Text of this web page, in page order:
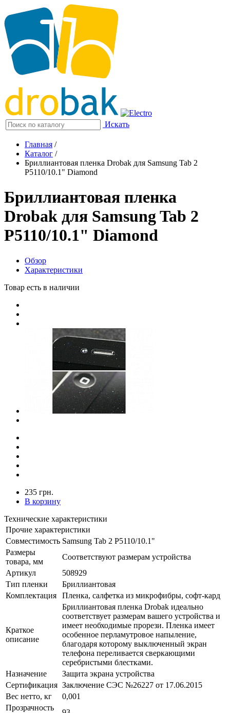
Искать
Главная /
Каталог /
Бриллиантовая пленка Drobak для Samsung Tab 2
P5110/10.1" Diamond
Бриллиантовая пленка
Drobak для Samsung Tab 2
P5110/10.1" Diamond
Обзор
Характеристики
Товар есть в наличии
235 грн.
В корзину
Технические характеристики
Прочие характеристики
Совместимость Samsung Tab 2 P5110/10.1"
Размеры
товара, мм
Соответствуют размерам устройства
Артикул
508929
Тип пленки
Бриллиантовая
Комплектация
Пленка, салфетка из микрофибры, софт-кард
Краткое
описание
Бриллиантовая пленка Drobak идеально
соответствует размерам вашего устройства и
имеет необходимые прорези. Пленка имеет
особенное перламутровое напыление,
благодаря которому выключенный экран
телефона переливается сверкающими
серебристыми блестками.
Назначение
Защита экрана устройства
Сертификация Заключение СЭС №26227 от 17.06.2015
Вес нетто, кг
0,001
Прозрачность